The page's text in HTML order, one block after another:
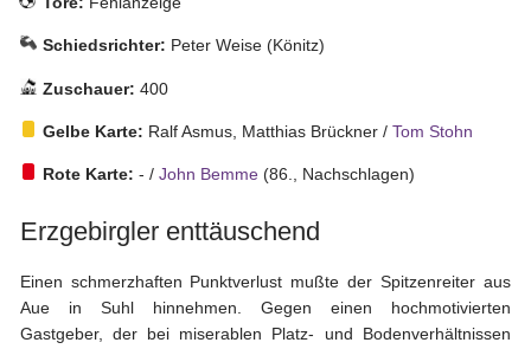
Fans
On
Tour
Fanturniere
Fanfreundschaften
Vereinsdaten
Tickets
Archiv
Schiedsrichter: Peter Weise (Könitz)
Zuschauer: 400
Gelbe Karte: Ralf Asmus, Matthias Brückner / Tom Stohn
Rote Karte: - / John Bemme(86., Nachschlagen)
Erzgebirgler enttäuschend
Einen schmerzhaften Punktverlust mußte der Spitzenreiter aus
Aue in Suhl hinnehmen. Gegen einen hochmotivierten
Gastgeber, der bei miserablen Platz- und Bodenverhältnissen